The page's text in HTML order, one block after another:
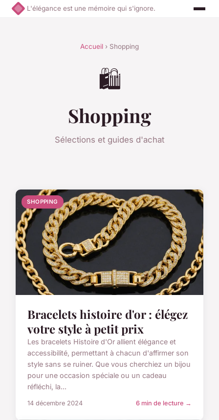
L'élégance est une mémoire qui s'ignore.
Accueil › Shopping
🛍️
Shopping
Sélections et guides d'achat
SHOPPING
Bracelets histoire d'or : élégez
votre style à petit prix
Les bracelets Histoire d'Or allient élégance et
accessibilité, permettant à chacun d'affirmer son
style sans se ruiner. Que vous cherchiez un bijou
pour une occasion spéciale ou un cadeau
réfléchi, la...
14 décembre 2024 6 min de lecture →